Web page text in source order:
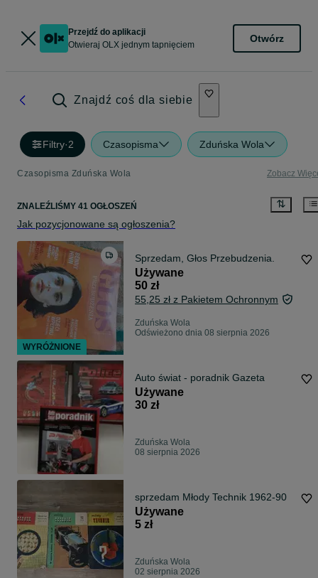
Przejdź do aplikacji
Otwieraj OLX jednym tapnięciem
Otwórz
Znajdź coś dla siebie
Filtry·2 Czasopisma Zduńska Wola
Czasopisma Zduńska Wola Zobacz
ZNALEŹLIŚMY 41 OGŁOSZEŃ
Jak pozycjonowane są ogłoszenia?
Sprzedam, Głos Przebudzenia.
Używane
50 zł
55,25 zł z Pakietem Ochronnym
Zduńska Wola
Odświeżono dnia 08 sierpnia 2026
Auto świat - poradnik Gazeta
Używane
30 zł
Zduńska Wola
08 sierpnia 2026
sprzedam Młody Technik 1962-90
Używane
5 zł
Zduńska Wola
02 sierpnia 2026
WYRÓŻNIONE